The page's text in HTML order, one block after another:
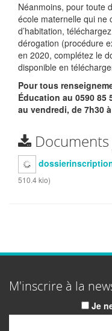
Néanmoins, pour toute
école maternelle qui ne
d’habitation,
dérogation (procédure
en 2020, complétez le
disponible en
Pour tous
Éducation au 0590 85
au vendredi, de 7h30
510.4 kio)
M'inscrire à la
Je